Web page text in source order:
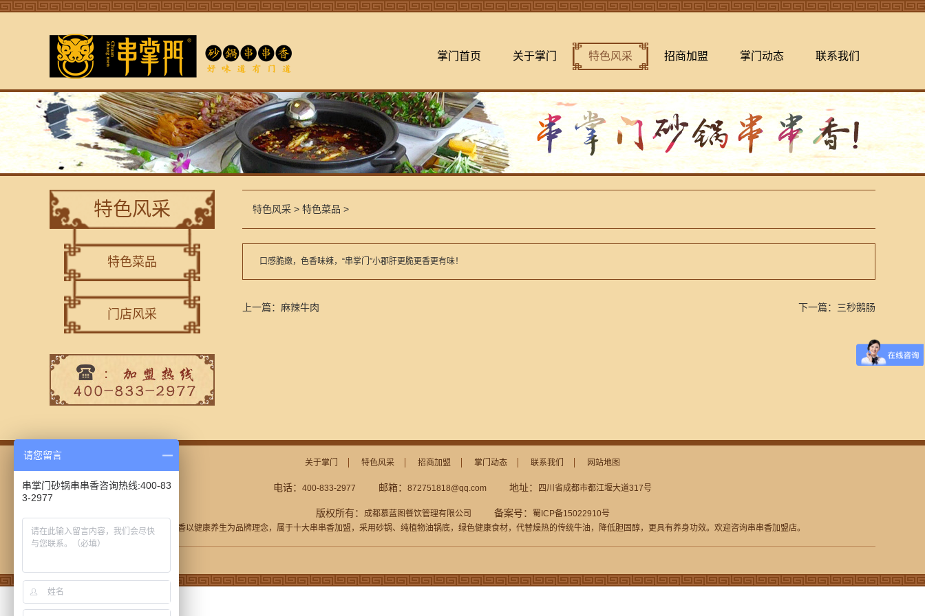
掌门首页 关于掌门 特色风采 招商加盟 掌门动态 联系我们
特色风采
特色菜品
门店风采
特色风采 > 特色菜品 >
口感脆嫩，色香味辣，“串掌门”小郡肝更脆更香更有味！
上一篇： 麻辣牛肉 下一篇： 三秒鹅肠
关于掌门 特色风采 招商加盟 掌门动态 联系我们 网站地图
电话： 400-833-2977 邮箱： 872751818@qq.com 地址： 四川省成都市都江堰大道317号
版权所有： 成都慕蓝图餐饮管理有限公司 备案号：
蜀ICP备15022910号
串掌门砂锅串串香以健康养生为品牌理念，属于十大串串香加盟 ，采用砂锅、纯植物油锅底，绿色健康食材，代替燥热的传统牛油，降低胆固醇，更具有养身功效。欢迎咨询串串香加盟店。
请您留言
串掌门砂锅串串香咨询热线:400-83
3-2977